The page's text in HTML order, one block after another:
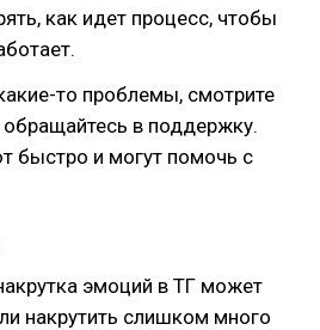
как идет процесс, чтобы
то проблемы, смотрите
обращайтесь в поддержку.
быстро и могут помочь с
эмоций в ТГ может
накрутить слишком много